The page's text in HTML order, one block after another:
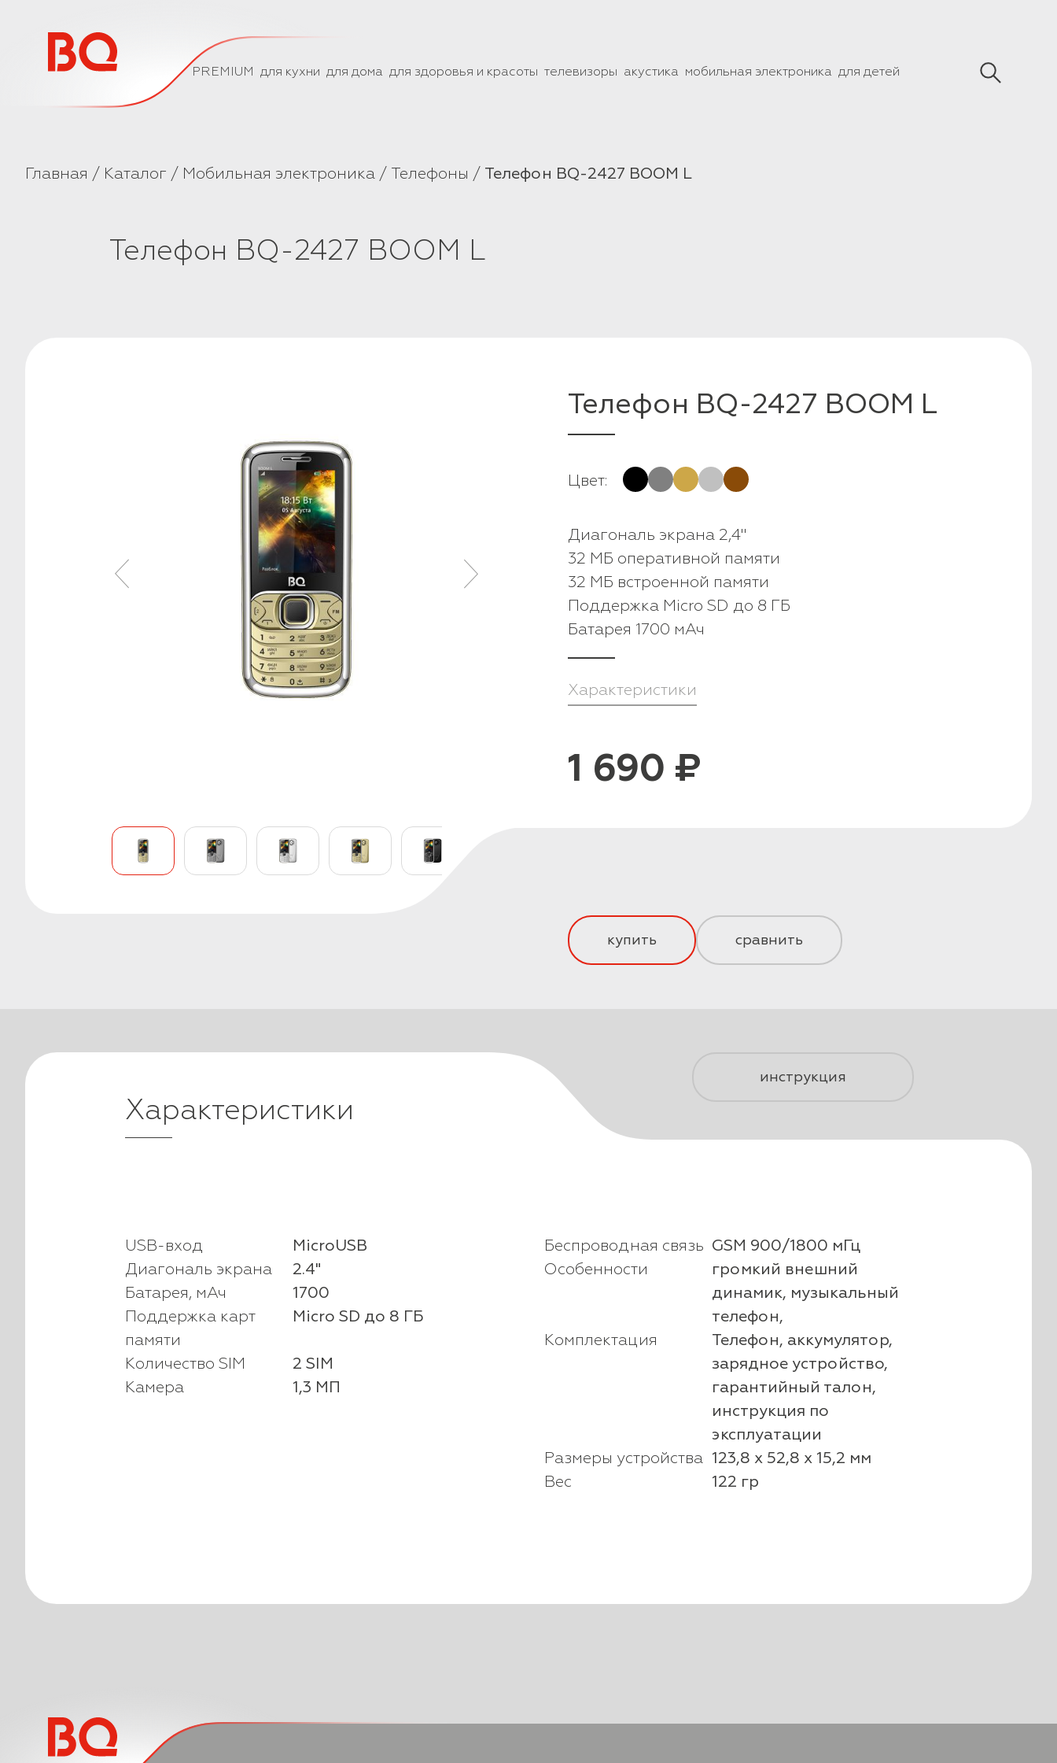
PREMIUM для кухни для дома для здоровья и красоты телевизоры акустика мобильная электроника для детей
Главная Каталог Мобильная электроника Телефоны Телефон BQ-2427 BOOM L
Телефон BQ-2427 BOOM L
Телефон BQ-2427 BOOM L
Цвет:
Диагональ экрана 2,4"
32 МБ оперативной памяти
32 МБ встроенной памяти
Поддержка Micro SD до 8 ГБ
Батарея 1700 мАч
Характеристики
1 690 ₽
купить сравнить
инструкция
Характеристики
USB-вход
MicroUSB
Диагональ экрана
2.4"
Батарея, мАч
1700
Поддержка карт
памяти
Micro SD до 8 ГБ
Количество SIM
2 SIM
Камера
1,3 МП
Беспроводная связь GSM 900/1800 мГц
Особенности
громкий внешний
динамик, музыкальный
телефон,
Комплектация
Телефон, аккумулятор,
зарядное устройство,
гарантийный талон,
инструкция по
эксплуатации
Размеры устройства 123,8 х 52,8 х 15,2 мм
Вес
122 гр